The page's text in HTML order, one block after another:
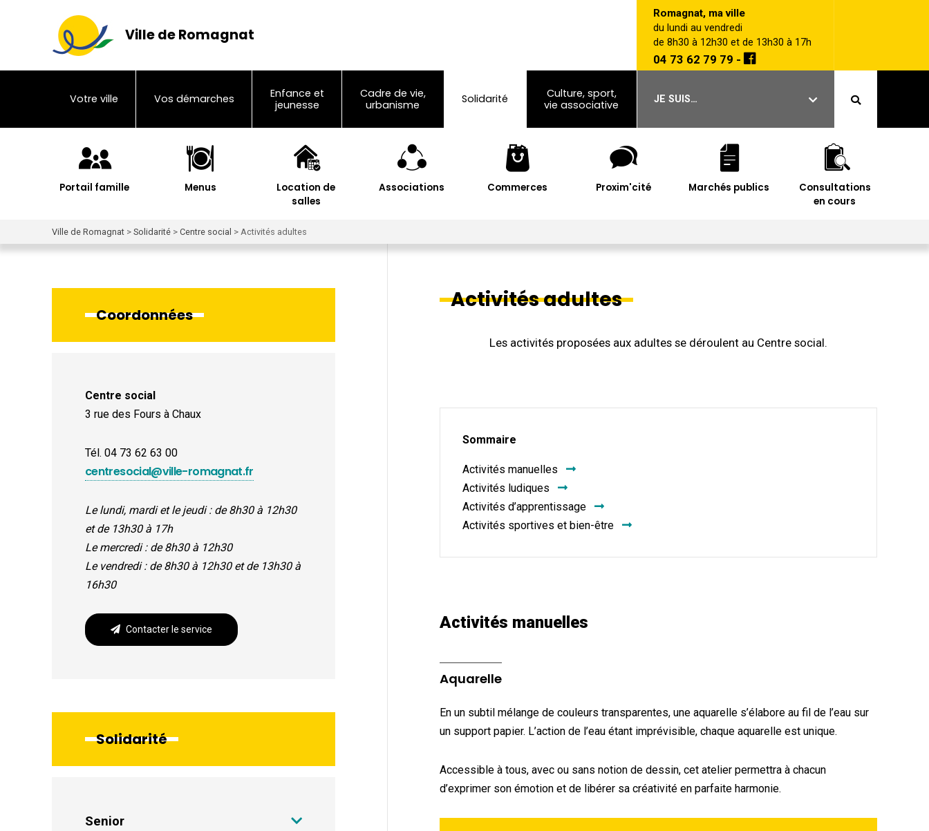
Ville de Romagnat
Votre ville Vos démarches
Enfance et
jeunesse
Cadre de vie,
urbanisme
Solidarité
Culture, sport,
vie associative
Romagnat, ma ville
du lundi au vendredi
de 8h30 à 12h30 et de 13h30 à 17h
04 73 62 79 79 -
JE SUIS…
Portail famille Menus
Location de
salles
Associations Commerces Proxim'cité Marchés publics
Consultations
en cours
Ville de Romagnat > Solidarité > Centre social > Activités adultes
Activités adultes
Les activités proposées aux adultes se déroulent au Centre social.
Sommaire
Activités manuelles
Activités ludiques
Activités d’apprentissage
Activités sportives et bien-être
Activités manuelles
Aquarelle
En un subtil mélange de couleurs transparentes, une aquarelle s’élabore au fil de l’eau sur
un support papier. L’action de l’eau étant imprévisible, chaque aquarelle est unique.
Accessible à tous, avec ou sans notion de dessin, cet atelier permettra à chacun
d’exprimer son émotion et de libérer sa créativité en parfaite harmonie.
Coordonnées
Centre social
3 rue des Fours à Chaux
Tél. 04 73 62 63 00
centresocial@ville-romagnat.fr
Le lundi, mardi et le jeudi : de 8h30 à 12h30
et de 13h30 à 17h
Le mercredi : de 8h30 à 12h30
Levendredi : de 8h30 à 12h30 et de 13h30 à
16h30
Contacter le service
Solidarité
Senior